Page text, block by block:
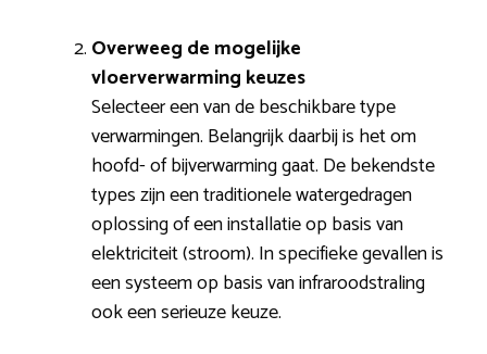
Overweeg de mogelijke
vloerverwarming keuzes
Selecteer een van de beschikbare type
verwarmingen. Belangrijk daarbij is het om
hoofd- of bijverwarming gaat. De bekendste
types zijn een traditionele watergedragen
oplossing of een installatie op basis van
elektriciteit (stroom). In specifieke gevallen is
een systeem op basis van infraroodstraling
ook een serieuze keuze.